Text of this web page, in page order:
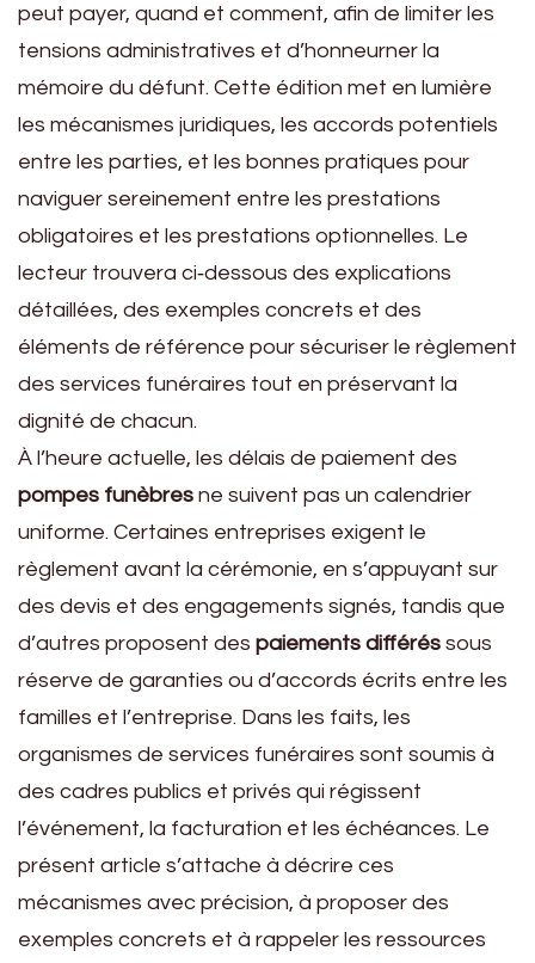
peut payer, quand et comment, afin de limiter les
tensions administratives et d’honneurner la
mémoire du défunt. Cette édition met en lumière
les mécanismes juridiques, les accords potentiels
entre les parties, et les bonnes pratiques pour
naviguer sereinement entre les prestations
obligatoires et les prestations optionnelles. Le
lecteur trouvera ci‑dessous des explications
détaillées, des exemples concrets et des
éléments de référence pour sécuriser le règlement
des services funéraires tout en préservant la
dignité de chacun.
À l’heure actuelle, les délais de paiement des
pompes funèbres ne suivent pas un calendrier
uniforme. Certaines entreprises exigent le
règlement avant la cérémonie, en s’appuyant sur
des devis et des engagements signés, tandis que
d’autres proposent des paiements différés sous
réserve de garanties ou d’accords écrits entre les
familles et l’entreprise. Dans les faits, les
organismes de services funéraires sont soumis à
des cadres publics et privés qui régissent
l’événement, la facturation et les échéances. Le
présent article s’attache à décrire ces
mécanismes avec précision, à proposer des
exemples concrets et à rappeler les ressources